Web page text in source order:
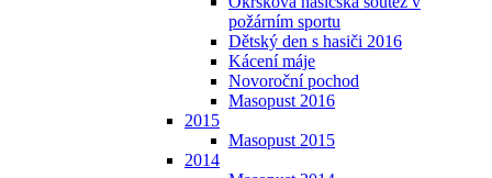
požárním sportu
Dětský den s hasiči 2016
Kácení máje
Novoroční pochod
Masopust 2016
2015
Masopust 2015
2014